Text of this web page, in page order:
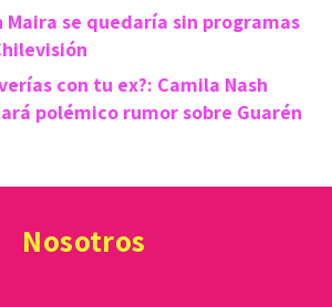
Maira se quedaría sin programas
con tu ex?: Camila Nash
polémico rumor sobre Guarén
Nosotros